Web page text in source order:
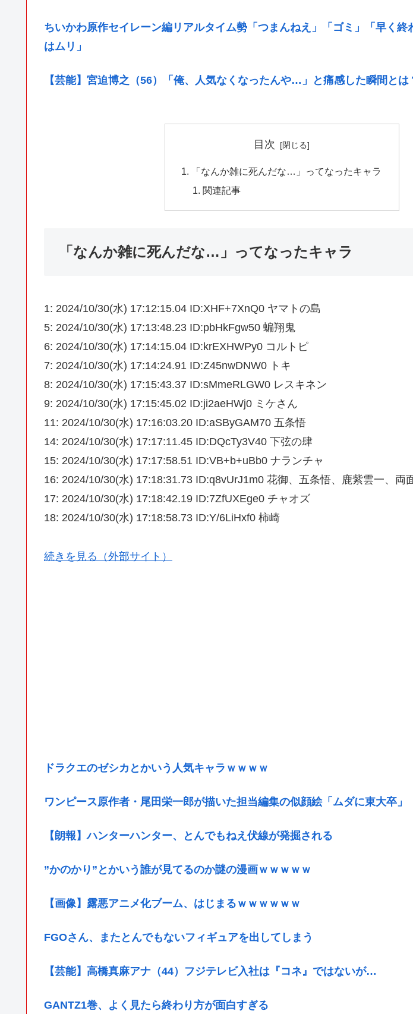
ちいかわ原作セイレーン編リアルタイム勢「つまんねえ」「ゴミ」「早く終
はムリ」
【芸能】宮迫博之（56）「俺、人気なくなったんや…」と痛感した瞬間とは
目次
「なんか雑に死んだな…」ってなったキャラ
関連記事
「なんか雑に死んだな…」ってなったキャラ
1: 2024/10/30(水) 17:12:15.04 ID:XHF+7XnQ0 ヤマトの島
5: 2024/10/30(水) 17:13:48.23 ID:pbHkFgw50 蝙翔鬼
6: 2024/10/30(水) 17:14:15.04 ID:krEXHWPy0 コルトピ
7: 2024/10/30(水) 17:14:24.91 ID:Z45nwDNW0 トキ
8: 2024/10/30(水) 17:15:43.37 ID:sMmeRLGW0 レスキネン
9: 2024/10/30(水) 17:15:45.02 ID:ji2aeHWj0 ミケさん
11: 2024/10/30(水) 17:16:03.20 ID:aSByGAM70 五条悟
14: 2024/10/30(水) 17:17:11.45 ID:DQcTy3V40 下弦の肆
15: 2024/10/30(水) 17:17:58.51 ID:VB+b+uBb0 ナランチャ
16: 2024/10/30(水) 17:18:31.73 ID:q8vUrJ1m0 花御、五条悟、鹿紫雲一、両
17: 2024/10/30(水) 17:18:42.19 ID:7ZfUXEge0 チャオズ
18: 2024/10/30(水) 17:18:58.73 ID:Y/6LiHxf0 柿崎
続きを見る（外部サイト）
ドラクエのゼシカとかいう人気キャラｗｗｗｗ
ワンピース原作者・尾田栄一郎が描いた担当編集の似顔絵「ムダに東大卒」
【朗報】ハンターハンター、とんでもねえ伏線が発掘される
”かのかり”とかいう誰が見てるのか謎の漫画ｗｗｗｗｗ
【画像】露悪アニメ化ブーム、はじまるｗｗｗｗｗｗ
FGOさん、またとんでもないフィギュアを出してしまう
【芸能】高橋真麻アナ（44）フジテレビ入社は『コネ』ではないが…
GANTZ1巻、よく見たら終わり方が面白すぎる